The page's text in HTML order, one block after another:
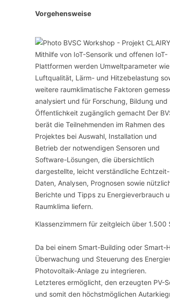
Vorgehensweise
Klassenzimmern für zeitgleich über 1.500
Da bei einem Smart-Building oder
Überwachung und Steuerung des
Photovoltaik-Anlage zu integrieren.
Letzteres ermöglicht, den erzeugten PV-
und somit den höchstmöglichen